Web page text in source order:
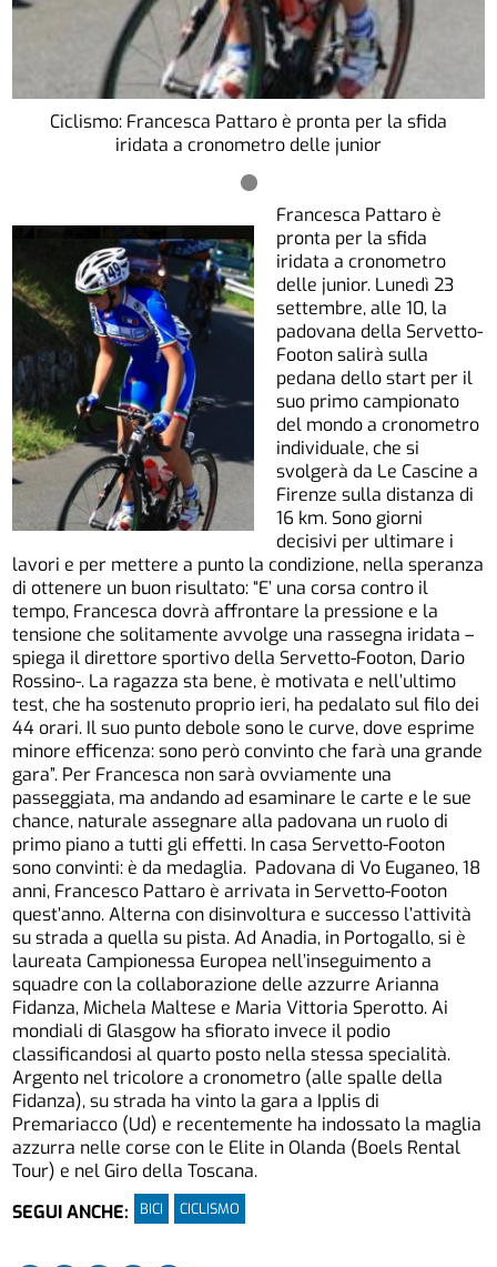
Ciclismo: Francesca Pattaro è pronta per la sfida
iridata a cronometro delle junior
Francesca Pattaro è
pronta per la sfida
iridata a cronometro
delle junior. Lunedì 23
settembre, alle 10, la
padovana della Servetto-
Footon salirà sulla
pedana dello start per il
suo primo campionato
del mondo a cronometro
individuale, che si
svolgerà da Le Cascine a
Firenze sulla distanza di
16 km. Sono giorni
decisivi per ultimare i
lavori e per mettere a punto la condizione, nella speranza
di ottenere un buon risultato: “E’ una corsa contro il
tempo, Francesca dovrà affrontare la pressione e la
tensione che solitamente avvolge una rassegna iridata –
spiega il direttore sportivo della Servetto-Footon, Dario
Rossino-. La ragazza sta bene, è motivata e nell’ultimo
test, che ha sostenuto proprio ieri, ha pedalato sul filo dei
44 orari. Il suo punto debole sono le curve, dove esprime
minore efficenza: sono però convinto che farà una grande
gara”. Per Francesca non sarà ovviamente una
passeggiata, ma andando ad esaminare le carte e le sue
chance, naturale assegnare alla padovana un ruolo di
primo piano a tutti gli effetti. In casa Servetto-Footon
sono convinti: è da medaglia. Padovana di Vo Euganeo, 18
anni, Francesco Pattaro è arrivata in Servetto-Footon
quest’anno. Alterna con disinvoltura e successo l’attività
su strada a quella su pista. Ad Anadia, in Portogallo, si è
laureata Campionessa Europea nell’inseguimento a
squadre con la collaborazione delle azzurre Arianna
Fidanza, Michela Maltese e Maria Vittoria Sperotto. Ai
mondiali di Glasgow ha sfiorato invece il podio
classificandosi al quarto posto nella stessa specialità.
Argento nel tricolore a cronometro (alle spalle della
Fidanza), su strada ha vinto la gara a Ipplis di
Premariacco (Ud) e recentemente ha indossato la maglia
azzurra nelle corse con le Elite in Olanda (Boels Rental
Tour) e nel Giro della Toscana.
SEGUI ANCHE:
BICI CICLISMO